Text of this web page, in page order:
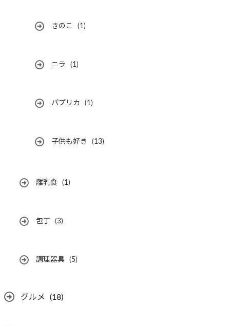
きのこ (1)
ニラ (1)
パプリカ (1)
子供も好き (13)
離乳食 (1)
包丁 (3)
調理器具 (5)
グルメ (18)